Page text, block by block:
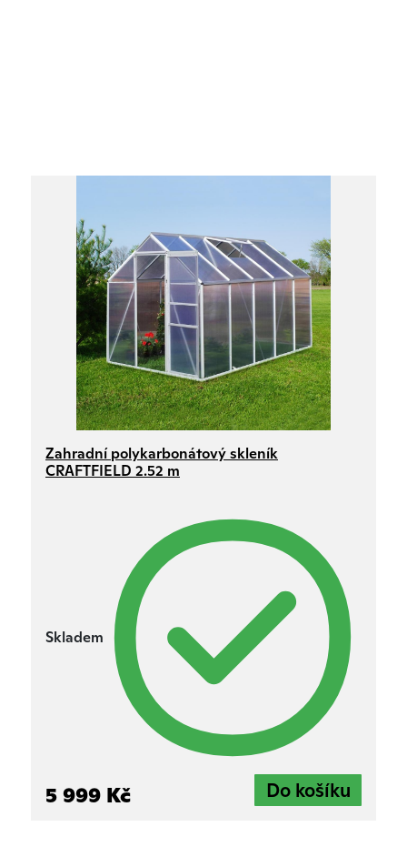
Zahradní polykarbonátový skleník
CRAFTFIELD 2.52 m
Skladem
5 999 Kč